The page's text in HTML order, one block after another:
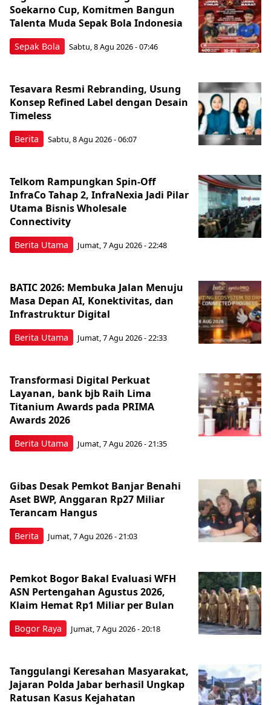
Sepak Bola
Soekarno Cup, Komitmen Bangun
Talenta Muda Sepak Bola Indonesia
Sabtu, 8 Agu 2026 - 07:46
Berita
Tesavara Resmi Rebranding, Usung
Konsep Refined Label dengan Desain
Timeless
Sabtu, 8 Agu 2026 - 06:07
Berita Utama
Telkom Rampungkan Spin-Off
InfraCo Tahap 2, InfraNexia Jadi Pilar
Utama Bisnis Wholesale
Connectivity
Jumat, 7 Agu 2026 - 22:48
Berita Utama
BATIC 2026: Membuka Jalan Menuju
Masa Depan AI, Konektivitas, dan
Infrastruktur Digital
Jumat, 7 Agu 2026 - 22:33
Berita Utama
Transformasi Digital Perkuat
Layanan, bank bjb Raih Lima
Titanium Awards pada PRIMA
Awards 2026
Jumat, 7 Agu 2026 - 21:35
Berita
Gibas Desak Pemkot Banjar Benahi
Aset BWP, Anggaran Rp27 Miliar
Terancam Hangus
Jumat, 7 Agu 2026 - 21:03
Bogor Raya
Pemkot Bogor Bakal Evaluasi WFH
ASN Pertengahan Agustus 2026,
Klaim Hemat Rp1 Miliar per Bulan
Jumat, 7 Agu 2026 - 20:18
Tanggulangi Keresahan Masyarakat,
Jajaran Polda Jabar berhasil Ungkap
Ratusan Kasus Kejahatan